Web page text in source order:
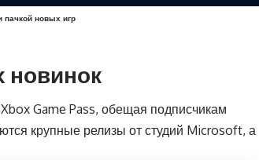
пачкой новых игр
новинок
Game Pass, обещая подписчикам
крупные релизы от студий Microsoft, а